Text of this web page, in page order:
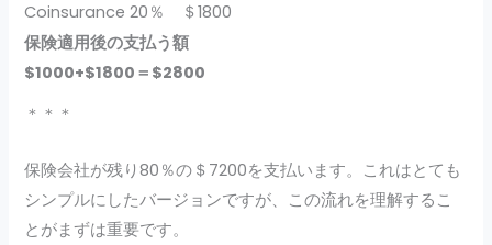
Coinsurance 20％ ＄1800
保険適用後の支払う額
$1000+$1800＝$2800
＊＊＊
保険会社が残り80％の＄7200を支払います。これはとても
シンプルにしたバージョンですが、この流れを理解するこ
とがまずは重要です。